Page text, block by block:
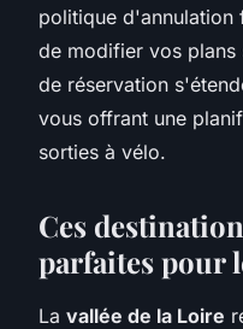
politique d'annulation
de modifier vos plans
de réservation
vous offrant une
sorties à vélo.
Ces
parfaites pour
La vallée de la Loire